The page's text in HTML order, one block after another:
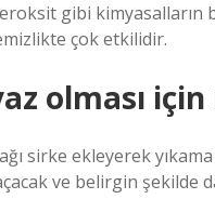
gibi kimyasalların
çok etkilidir.
olması için
sirke ekleyerek
ve belirgin şekilde